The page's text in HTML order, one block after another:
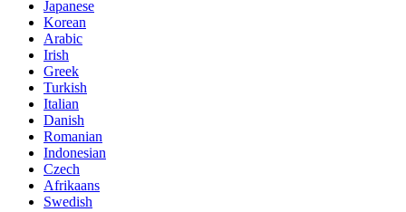
Japanese
Korean
Arabic
Irish
Greek
Turkish
Italian
Danish
Romanian
Indonesian
Czech
Afrikaans
Swedish